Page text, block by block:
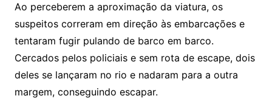
Ao perceberem a aproximação da viatura, os
suspeitos correram em direção às embarcações e
tentaram fugir pulando de barco em barco.
Cercados pelos policiais e sem rota de escape, dois
deles se lançaram no rio e nadaram para a outra
margem, conseguindo escapar.